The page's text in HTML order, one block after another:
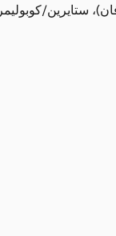
ستايرين/كوبوليمر